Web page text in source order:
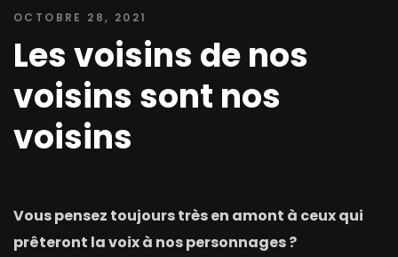
OCTOBRE 28, 2021
Les voisins de nos
voisins sont nos
voisins
Vous pensez toujours très en amont à ceux qui
prêteront la voix à nos personnages ?